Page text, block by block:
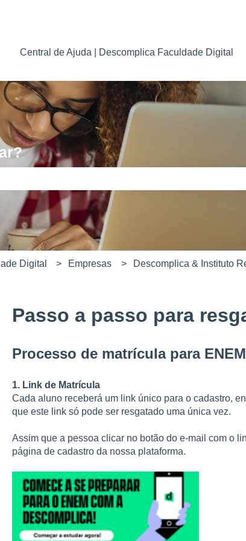
traduções
Central de Ajuda | Descomplica Faculdade Digital
pesquisa está em branco.
Digital Empresas Descomplica & Instituto
Passo a passo para
Processo de matrícula para ENEM
1. Link de Matrícula
Cada aluno receberá um link único para o cadastro,
que este link só pode ser resgatado uma única vez.
Assim que a pessoa clicar no botão do e-mail com o
página de cadastro da nossa plataforma.